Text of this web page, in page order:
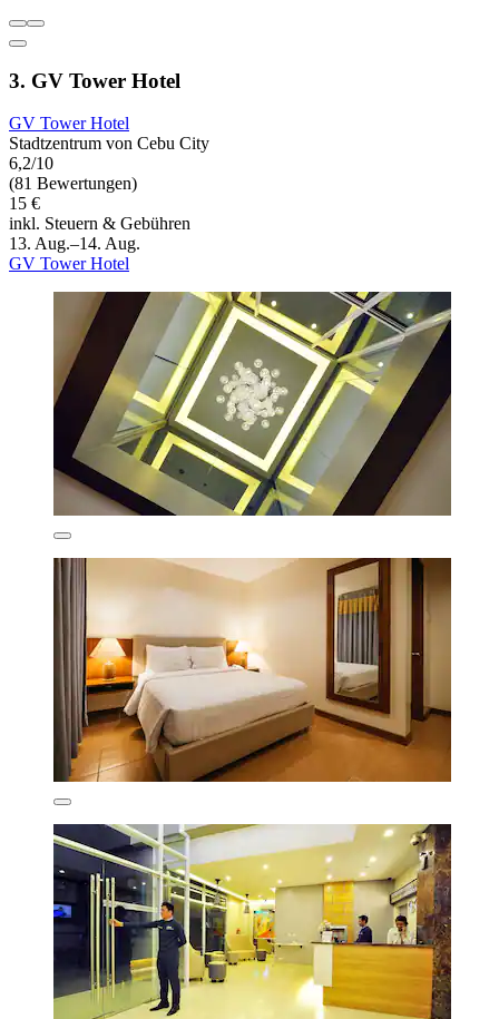
3. GV Tower Hotel
GV Tower Hotel
Stadtzentrum von Cebu City
6,2/10
(81 Bewertungen)
15 €
inkl. Steuern & Gebühren
13. Aug.–14. Aug.
GV Tower Hotel